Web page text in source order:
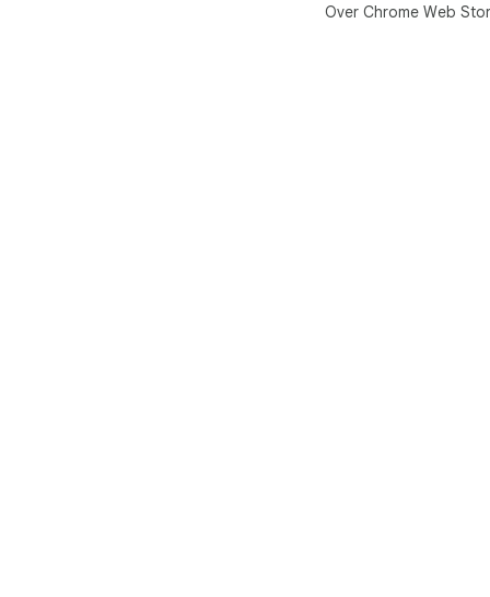
Over Chrome Web